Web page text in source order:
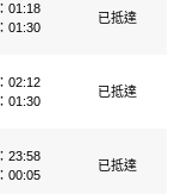
01:18
01:30
已抵達
02:12
01:30
已抵達
23:58
00:05
已抵達